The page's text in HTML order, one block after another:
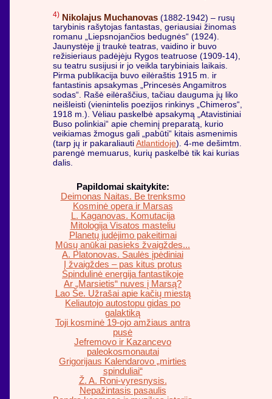
4) Nikolajus Muchanovas (1882-1942) – rusų
tarybinis rašytojas fantastas, geriausiai žinomas
romanu „Liepsnojančios bedugnės“ (1924).
Jaunystėje jį traukė teatras, vaidino ir buvo
režisieriaus padėjėju Rygos teatruose (1909-14),
su teatru susijusi ir jo veikla tarybiniais laikais.
Pirma publikacija buvo eilėraštis 1915 m. ir
fantastinis apsakymas „Princesės Angamitros
sodas“. Rašė eilėraščius, tačiau dauguma jų liko
neišleisti (vienintelis poezijos rinkinys „Chimeros“,
1918 m.). Vėliau paskelbė apsakymą „Atavistiniai
Buso polinkiai“ apie cheminį preparatą, kurio
veikiamas žmogus gali „pabūti“ kitais asmenimis
(tarp jų ir pakaraliautiAtlantidoje). 4-me dešimtm.
parengė memuarus, kurių paskelbė tik kai kurias
dalis.
Papildomai skaitykite:
Deimonas Naitas. Be trenksmo
Kosminė opera ir Marsas
L. Kaganovas. Komutacija
Mitologija Visatos masteliu
Planetų judėjimo pakeitimai
Mūsų anūkai pasieks žvaigždes...
A. Platonovas. Saulės įpėdiniai
Į žvaigždes – pas kitus protus
Spindulinė energija fantastikoje
Ar „Marsietis“ nuves į Marsą?
Lao Še. Užrašai apie kačių miestą
Keliautojo autostopu gidas po
galaktiką
Toji kosminė 19-ojo amžiaus antra
pusė
Jefremovo ir Kazancevo
paleokosmonautai
Grigorijaus Kalendarovo „mirties
spinduliai“
Ž. A. Roni-vyresnysis.
Nepažintasis pasaulis